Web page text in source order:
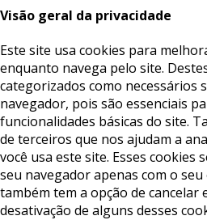
Visão geral da privacidade
Este site usa cookies para
enquanto navega pelo site.
categorizados como necessários
navegador, pois são essenciais
funcionalidades básicas do site.
de terceiros que nos ajudam a
você usa este site. Esses cookies
seu navegador apenas com o
também tem a opção de cancelar
desativação de alguns desses